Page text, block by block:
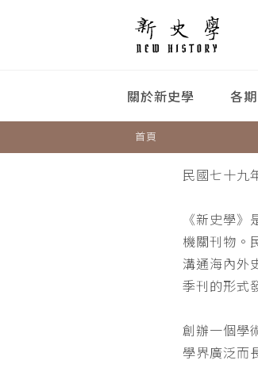
關於新史學 各
首頁
民國七十九
《新史學
機關刊物。
溝通海內外
季刊的形式
創辦一個學
學界廣泛而